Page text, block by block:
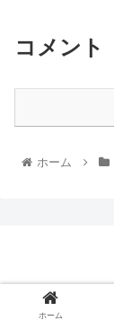
コメント
ホーム
ホーム